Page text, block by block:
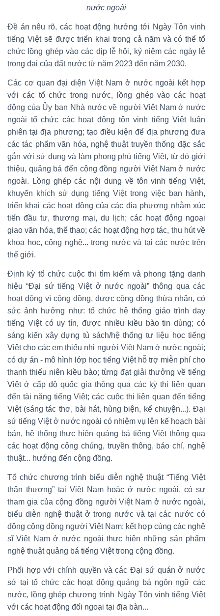
nước ngoài
Đề án nêu rõ, các hoạt động hướng tới Ngày Tôn vinh
tiếng Việt sẽ được triển khai trong cả năm và có thể tổ
chức lồng ghép vào các dịp lễ hội, kỷ niệm các ngày lễ
trọng đại của đất nước từ năm 2023 đến năm 2030.
Các cơ quan đại diện Việt Nam ở nước ngoài kết hợp
với các tổ chức trong nước, lồng ghép vào các hoạt
động của Ủy ban Nhà nước về người Việt Nam ở nước
ngoài tổ chức các hoạt động tôn vinh tiếng Việt luân
phiên tại địa phương; tạo điều kiện để địa phương đưa
các tác phẩm văn hóa, nghệ thuật truyền thống đặc sắc
gắn với sử dụng và làm phong phú tiếng Việt, từ đó giới
thiệu, quảng bá đến cộng đồng người Việt Nam ở nước
ngoài. Lồng ghép các nội dung về tôn vinh tiếng Việt,
khuyến khích sử dụng tiếng Việt trong việc ban hành,
triển khai các hoạt động của các địa phương nhằm xúc
tiến đầu tư, thương mại, du lịch; các hoạt động ngoại
giao văn hóa, thể thao; các hoạt động hợp tác, thu hút về
khoa học, công nghệ... trong nước và tại các nước trên
thế giới.
Định kỳ tổ chức cuộc thi tìm kiếm và phong tặng danh
hiệu “Đại sứ tiếng Việt ở nước ngoài” thông qua các
hoạt động vì cộng đồng, được cộng đồng thừa nhận, có
sức ảnh hưởng như: tổ chức hệ thống giáo trình dạy
tiếng Việt có uy tín, được nhiều kiều bào tin dùng; có
sáng kiến xây dựng tủ sách/hệ thống tư liệu học tiếng
Việt cho các em thiếu nhi người Việt Nam ở nước ngoài;
có dự án - mô hình lớp học tiếng Việt hỗ trợ miễn phí cho
thanh thiếu niên kiều bào; từng đạt giải thưởng về tiếng
Việt ở cấp độ quốc gia thông qua các kỳ thi liên quan
đến tài năng tiếng Việt; các cuộc thi liên quan đến tiếng
Việt (sáng tác thơ, bài hát, hùng biện, kể chuyện...). Đại
sứ tiếng Việt ở nước ngoài có nhiệm vụ lên kế hoạch bài
bản, hệ thống thực hiện quảng bá tiếng Việt thông qua
các hoạt động công chúng, truyền thông, báo chí, nghệ
thuật... hướng đến cộng đồng.
Tổ chức chương trình biểu diễn nghệ thuật “Tiếng Việt
thân thương” tại Việt Nam hoặc ở nước ngoài, có sự
tham gia của cộng đồng người Việt Nam ở nước ngoài,
biểu diễn nghệ thuật ở trong nước và tại các nước có
đông cộng đồng người Việt Nam; kết hợp cùng các nghệ
sĩ Việt Nam ở nước ngoài thực hiện những sản phẩm
nghệ thuật quảng bá tiếng Việt trong cộng đồng.
Phối hợp với chính quyền và các Đại sứ quán ở nước
sở tại tổ chức các hoạt động quảng bá ngôn ngữ các
nước, lồng ghép chương trình Ngày Tôn vinh tiếng Việt
với các hoạt động đối ngoại tại địa bàn...